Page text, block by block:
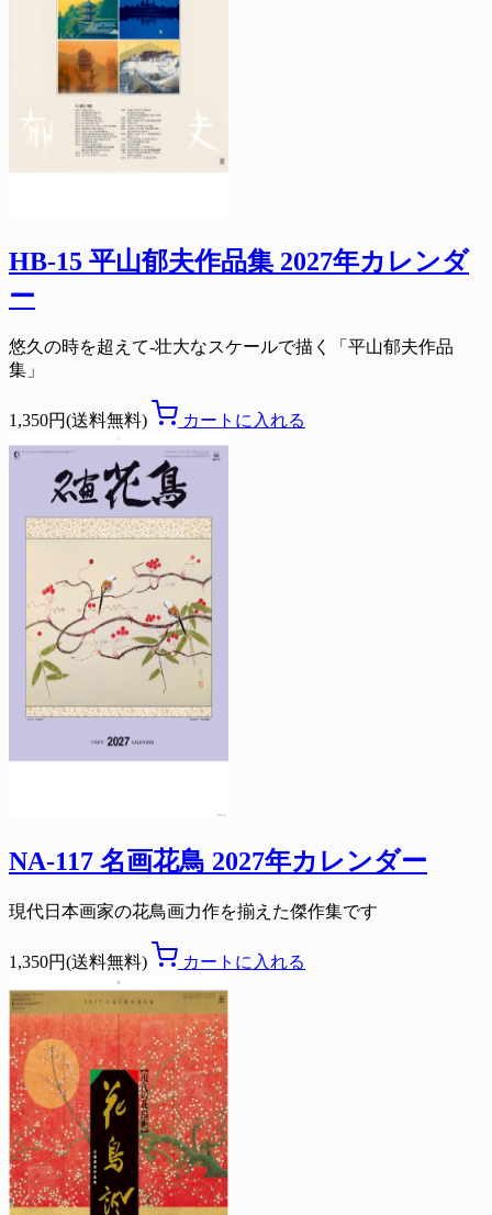
HB-15 平山郁夫作品集 2027年カレンダ
ー
悠久の時を超えて-壮大なスケールで描く「平山郁夫作品
集」
1,350円(送料無料) カートに入れる
NA-117 名画花鳥 2027年カレンダー
現代日本画家の花鳥画力作を揃えた傑作集です
1,350円(送料無料) カートに入れる